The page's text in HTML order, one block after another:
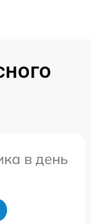
в день